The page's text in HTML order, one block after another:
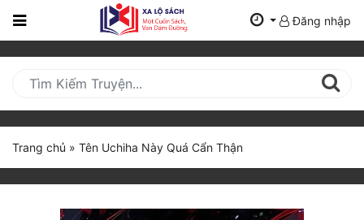
Trang
Mới
Cập
Nhật
(current)
Đăng nhập
Trang chủ » Tên Uchiha Này Quá Cẩn Thận